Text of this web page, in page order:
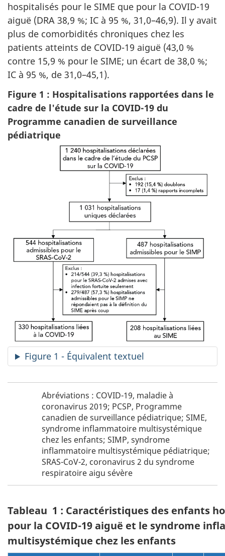
hospitalisés pour le SIME que pour la COVID-19
aiguë (DRA 38,9 %; IC à 95 %, 31,0–46,9). Il y avait
plus de comorbidités chroniques chez les
patients atteints de COVID-19 aiguë (43,0 %
contre 15,9 % pour le SIME; un écart de 38,0 %;
IC à 95 %, de 31,0–45,1).
Figure 1 : Hospitalisations rapportées dans le
cadre de l'étude sur la COVID-19 du
Programme canadien de surveillance
pédiatrique
Figure 1 - Équivalent textuel
abréviation
Abréviations : COVID-19, maladie à
coronavirus 2019; PCSP, Programme
canadien de surveillance pédiatrique; SIME,
syndrome inflammatoire multisystémique
chez les enfants; SIMP, syndrome
inflammatoire multisystémique pédiatrique;
SRAS-CoV-2, coronavirus 2 du syndrome
respiratoire aigu sévère
Tableau 1 : Caractéristiques des enfants
pour la COVID-19 aiguë et le syndrome
multisystémique chez les enfants